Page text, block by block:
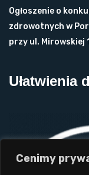
Cenimy
Ogłoszenie o
zdrowotnych w
przy ul. Mirowskiej
Ułatwienia